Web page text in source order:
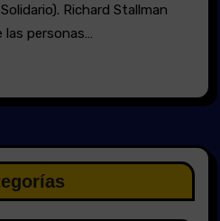
Richard Stallman
las personas…